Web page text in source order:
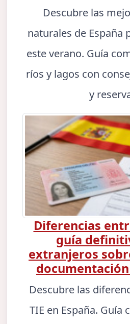
Descubre las
naturales de España
este verano. Guía
ríos y lagos con
y
Diferencias
guía
extranjeros
documentación
Descubre las
TIE en España. Guía